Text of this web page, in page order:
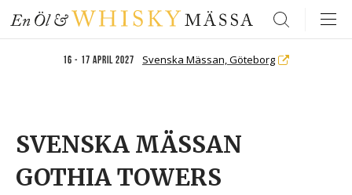
16 - 17 april 2027 Svenska Mässan, Göteborg
Search
SVENSKA MÄSSAN
GOTHIA TOWERS